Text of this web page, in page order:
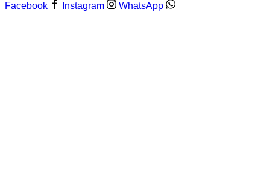
Facebook
Instagram WhatsApp